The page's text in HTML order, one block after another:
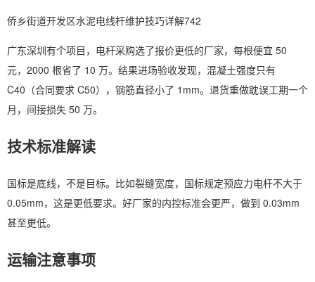
侨乡街道开发区水泥电线杆维护技巧详解742
广东深圳有个项目，电杆采购选了报价更低的厂家，每根便宜 50
元，2000 根省了 10 万。结果进场验收发现，混凝土强度只有
C40（合同要求 C50），钢筋直径小了 1mm。退货重做耽误工期一个
月，间接损失 50 万。
技术标准解读
国标是底线，不是目标。比如裂缝宽度，国标规定预应力电杆不大于
0.05mm，这是更低要求。好厂家的内控标准会更严，做到 0.03mm
甚至更低。
运输注意事项